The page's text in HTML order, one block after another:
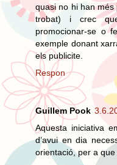
quasi no hi han
trobat) i crec
promocionar-se o
exemple donant
els publicite.
Respon
Guillem Pook
Aquesta iniciativa
d’avui en dia
orientació, per a